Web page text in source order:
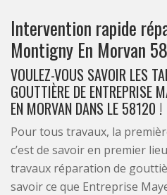
Intervention rapide
Montigny En Morvan
VOULEZ-VOUS SAVOIR LES
GOUTTIÈRE DE ENTREPRISE
EN MORVAN DANS LE 58120 !
Pour tous travaux, la
c’est de savoir en premier
travaux réparation de
savoir ce que Entreprise